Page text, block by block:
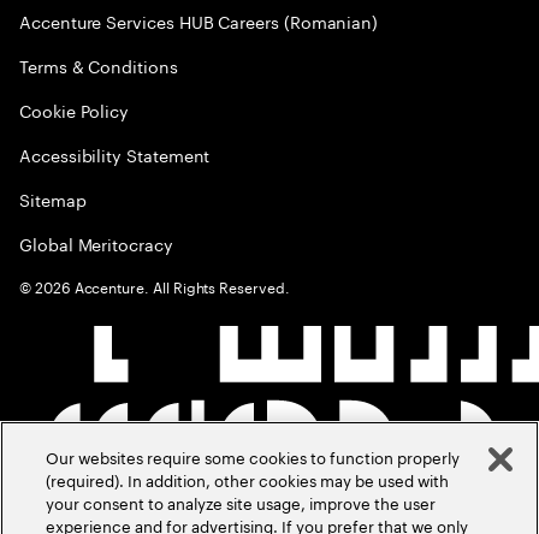
Accenture Services HUB Careers (Romanian)
Terms & Conditions
Cookie Policy
Accessibility Statement
Sitemap
Global Meritocracy
©2026 Accenture. All Rights Reserved.
Our websites require some cookies to function properly
(required). In addition, other cookies may be used with
your consent to analyze site usage, improve the user
experience and for advertising. If you prefer that we only